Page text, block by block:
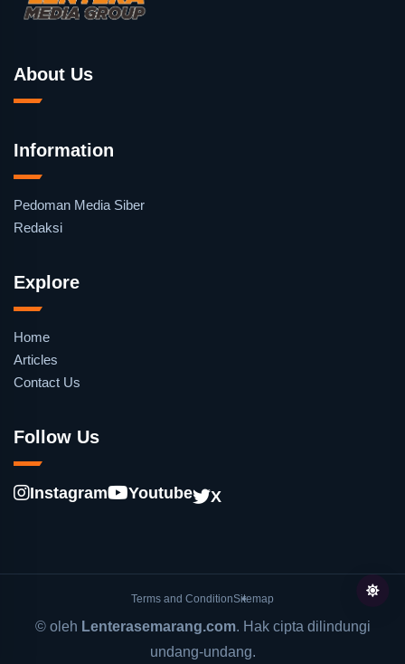
About Us
Information
Pedoman Media Siber
Redaksi
Explore
Home
Articles
Contact Us
Follow Us
Instagram Youtube X
Terms and ConditionSitemap
© oleh Lenterasemarang.com. Hak cipta dilindungi
undang-undang.